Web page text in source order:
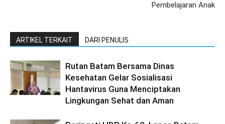
Pembelajaran Anak
ARTIKEL TERKAIT DARI PENULIS
Rutan Batam Bersama Dinas
Kesehatan Gelar Sosialisasi
Hantavirus Guna Menciptakan
Lingkungan Sehat dan Aman